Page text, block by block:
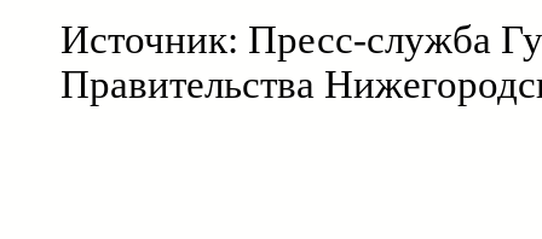
Источник: Пресс-служба
Правительства